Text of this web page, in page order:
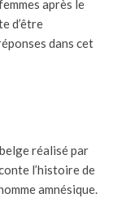
après le
d’être
dans cet
réalisé par
l’histoire de
amnésique.